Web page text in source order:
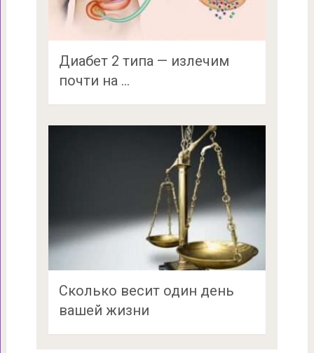
Диабет 2 типа — излечим
почти на …
Сколько весит один день
вашей жизни